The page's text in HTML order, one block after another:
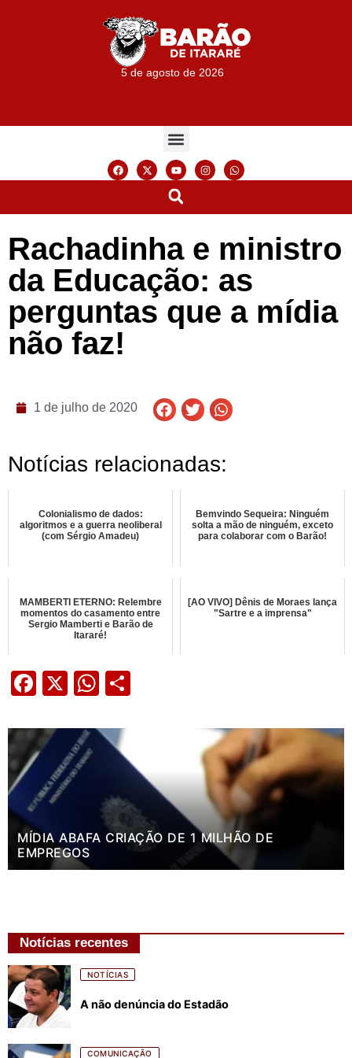
5 de agosto de 2026
Rachadinha e ministro
da Educação: as
perguntas que a mídia
não faz!
1 de julho de 2020
Notícias relacionadas:
Colonialismo de dados:
algoritmos e a guerra neoliberal
(com Sérgio Amadeu)
Bemvindo Sequeira: Ninguém
solta a mão de ninguém, exceto
para colaborar com o Barão!
MAMBERTI ETERNO: Relembre
momentos do casamento entre
Sergio Mamberti e Barão de
Itararé!
[AO VIVO] Dênis de Moraes lança
"Sartre e a imprensa"
Facebook
X WhatsApp
MÍDIA ABAFA CRIAÇÃO DE 1 MILHÃO DE
EMPREGOS
Notícias recentes
NOTÍCIAS
A não denúncia do Estadão
COMUNICAÇÃO